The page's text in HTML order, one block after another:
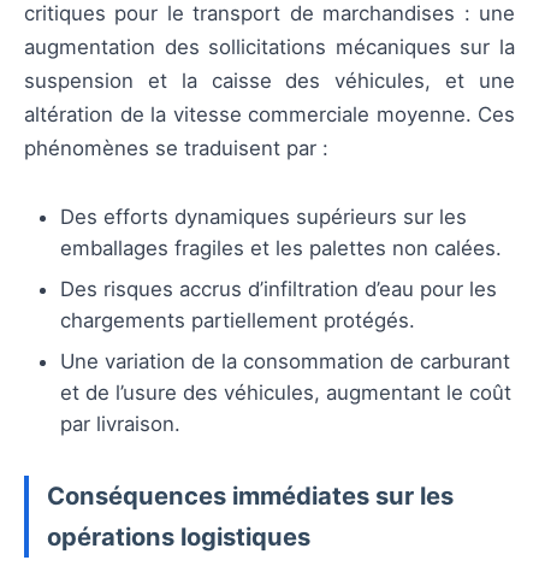
critiques pour le transport de marchandises : une
augmentation des sollicitations mécaniques sur la
suspension et la caisse des véhicules, et une
altération de la vitesse commerciale moyenne. Ces
phénomènes se traduisent par :
Des efforts dynamiques supérieurs sur les
emballages fragiles et les palettes non calées.
Des risques accrus d’infiltration d’eau pour les
chargements partiellement protégés.
Une variation de la consommation de carburant
et de l’usure des véhicules, augmentant le coût
par livraison.
Conséquences immédiates sur les
opérations logistiques